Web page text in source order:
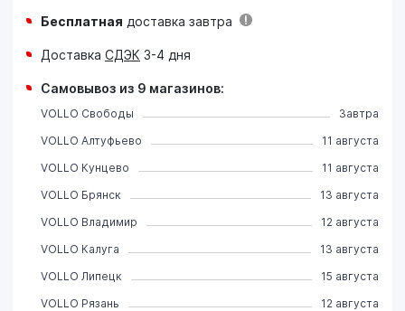
Бесплатная доставка завтра
Доставка СДЭК 3-4 дня
Самовывоз из 9 магазинов:
VOLLO Свободы
Завтра
VOLLO Алтуфьево
11 августа
VOLLO Кунцево
11 августа
VOLLO Брянск
13 августа
VOLLO Владимир
12 августа
VOLLO Калуга
13 августа
VOLLO Липецк
15 августа
VOLLO Рязань
12 августа